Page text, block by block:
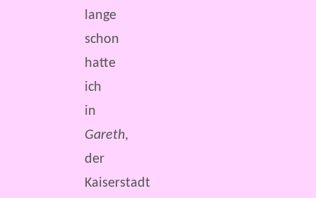
lange
schon
hatte
ich
in
Gareth,
der
Kaiserstadt